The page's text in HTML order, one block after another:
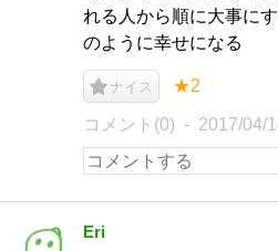
れる人から順に大事に
のように幸せになる
ナイス ★2
コメント(0) 2017/04/
Eri